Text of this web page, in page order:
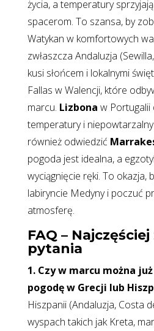
życia, a temperatury
spacerom. To szansa, by
Watykan w komfortowych
zwłaszcza Andaluzja
kusi słońcem i lokalnymi
Fallas w Walencji, które
marcu. Lizbona w Portugalii
temperatury i
również odwiedzić
pogoda jest idealna, a
wyciągnięcie ręki. To okazja,
labiryncie Medyny i poczuć
atmosferę.
FAQ –
pytania
1. Czy w marcu można
pogodę w Grecji lub
Hiszpanii (Andaluzja, Costa
wyspach takich jak Kreta,